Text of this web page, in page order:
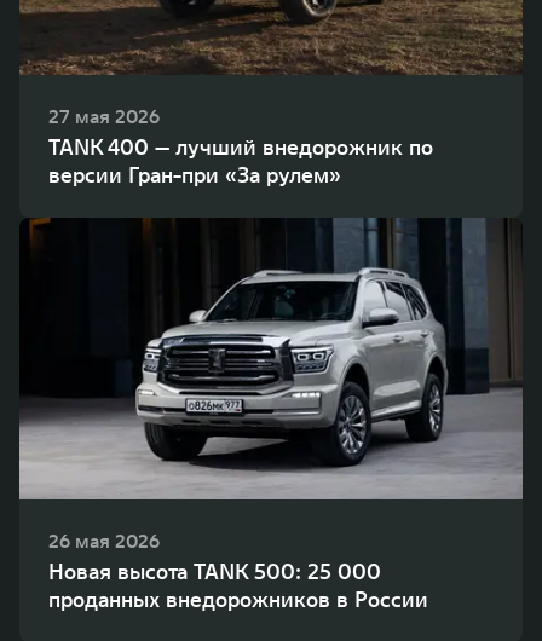
27 мая 2026
TANK 400 — лучший внедорожник по
версии Гран-при «За рулем»
26 мая 2026
Новая высота TANK 500: 25 000
проданных внедорожников в России